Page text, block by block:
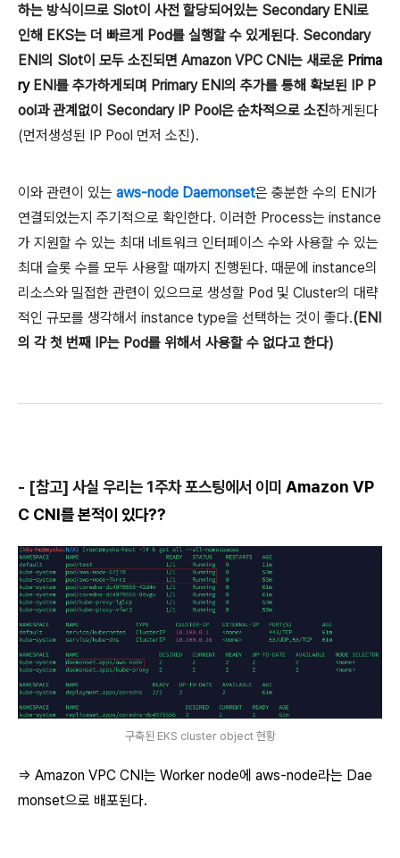
하는 방식이므로 Slot이 사전 할당되어있는 Secondary ENI로
인해 EKS는 더 빠르게 Pod를 실행할 수 있게된다. Secondary
ENI의 Slot이 모두 소진되면 Amazon VPC CNI는 새로운 Prima
ry ENI를 추가하게되며 Primary ENI의 추가를 통해 확보된 IP P
ool과 관계없이 Secondary IP Pool은 순차적으로 소진하게된다
(먼저생성된 IP Pool 먼저 소진).
이와 관련이 있는 aws-node Daemonset은 충분한 수의 ENI가
연결되었는지 주기적으로 확인한다. 이러한 Process는 instance
가 지원할 수 있는 최대 네트워크 인터페이스 수와 사용할 수 있는
최대 슬롯 수를 모두 사용할 때까지 진행된다. 때문에 instance의
리소스와 밀접한 관련이 있으므로 생성할 Pod 및 Cluster의 대략
적인 규모를 생각해서 instance type을 선택하는 것이 좋다.(ENI
의 각 첫 번째 IP는 Pod를 위해서 사용할 수 없다고 한다)
- [참고] 사실 우리는 1주차 포스팅에서 이미 Amazon VP
C CNI를 본적이 있다??
구축된 EKS cluster object 현황
=> Amazon VPC CNI는 Worker node에 aws-node라는 Dae
monset으로 배포된다.